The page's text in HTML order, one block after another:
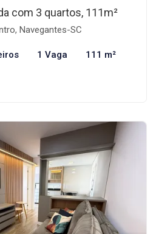
com 3 quartos, 111m²
Navegantes-SC
1 Vaga 111 m²